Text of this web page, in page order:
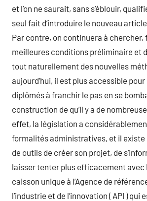
et l’on ne saurait, sans s’éblouir,
seul fait d’introduire le nouveau
Par contre, on continuera à
meilleures conditions préliminaire et
tout naturellement des nouvelles
aujourd’hui, il est plus accessible
diplômés à franchir le pas en se
construction de qu’il y a de
effet, la législation a
formalités administratives, et il existe
de outils de créer son projet, de
laisser tenter plus efficacement avec
caisson unique à l’Agence de
l’industrie et de l’innovation ( API ) qui